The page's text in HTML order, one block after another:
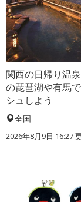
関西の日帰り温
の琵琶湖や有馬
シュしよう
全国
2026年8月9日 16:27